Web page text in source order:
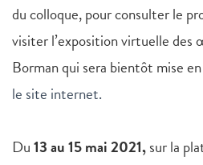
du colloque, pour consulter le
visiter l’exposition virtuelle des
Borman qui sera bientôt mise
le site internet.
Du13 au 15 mai 2021,sur la